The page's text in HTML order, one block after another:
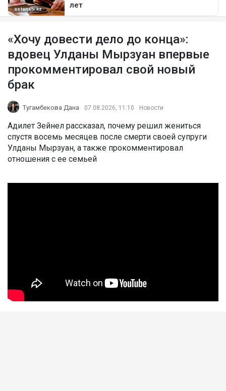
«Хочу довести дело до конца»:
вдовец Улданы Мырзуан впервые
прокомментировал свой новый
брак
Тугамбекова Дана 07.08.2026, 11:10 Новости
Адилет Зейнел рассказал, почему решил жениться
спустя восемь месяцев после смерти своей супруги
Улданы Мырзуан, а также прокомментировал
отношения с ее семьей